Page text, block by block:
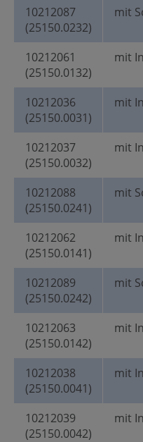
10212087
(25150.0232)
mit
10212061
(25150.0132)
mit
10212036
(25150.0031)
mit
10212037
(25150.0032)
mit
10212088
(25150.0241)
mit
10212062
(25150.0141)
mit
10212089
(25150.0242)
mit
10212063
(25150.0142)
mit
10212038
(25150.0041)
mit
10212039
(25150.0042)
mit